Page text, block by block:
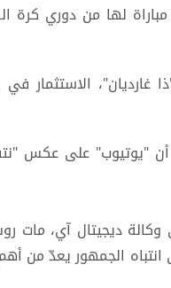
لها من دوري كرة
الاستثمار في
"يوتيوب" على عكس
وكالة ديجيتال آي،
الجمهور يعدّ من أهم